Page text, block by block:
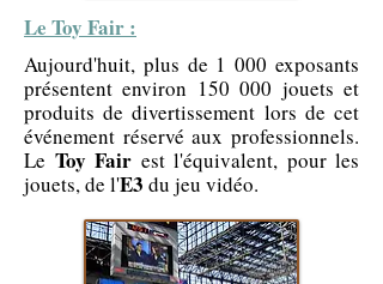
Le Toy Fair :
Aujourd'huit, plus de 1 000 exposants
présentent environ 150 000 jouets et
produits de divertissement lors de cet
événement réservé aux professionnels.
Le Toy Fair est l'équivalent, pour les
jouets, de l'E3 du jeu vidéo.